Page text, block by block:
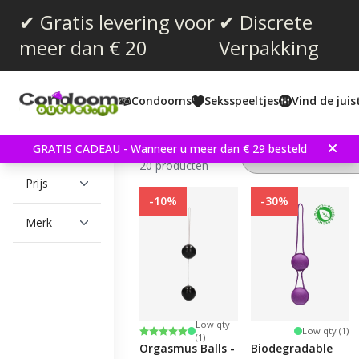
✔ Gratis levering voor
meer dan € 20
✔ Discrete
Verpakking
Condooms Seksspeeltjes Vind de
GRATIS CADEAU - Wanneer u meer dan € 29 besteld
Filteren
Prijs
Merk
Bezig met tonen
20 producten
-10%
Beoordeling:
5.0 uit 5 sterren
Low qty
(1)
Orgasmus Balls -
-30%
Low qty (1)
Biodegradable